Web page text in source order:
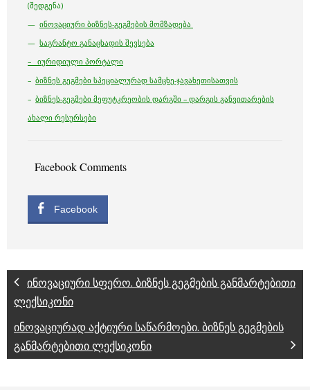
(შედგენა)
— ინოვაციური ბიზნეს-გეგმების მომზადება
— საგრანტო განაცხადის შევსება
– იურიდიული პორტალი
– ბიზნეს გეგმები სპეციალურად სამცხე-ჯავახეთისათვის
– ბიზნეს-გეგმები მეფუტკრეობის დარგში – დარგის განვითარების
ახალი რესურსები
Facebook Comments
Facebook
ინოვაციური სფერო. ბიზნეს გეგმების განმარტებითი
ლექსიკონი
ინოვაციურად აქტიური საწარმოები. ბიზნეს გეგმების
განმარტებითი ლექსიკონი